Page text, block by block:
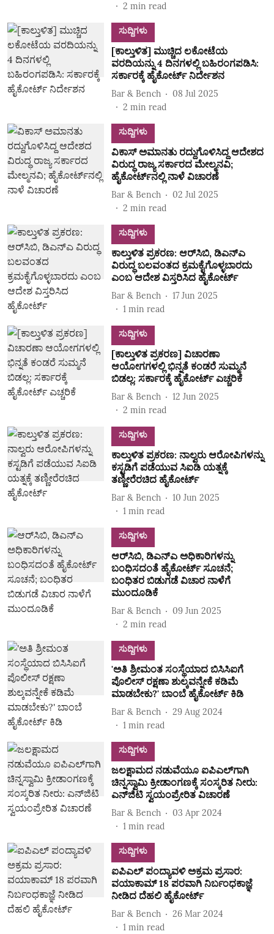
2 min read
ಸುದ್ದಿಗಳು
[ಕಾಲ್ತುಳಿತ] ಮುಚ್ಚಿದ ಲಕೋಟೆಯ
ವರದಿಯನ್ನು 4 ದಿನಗಳಲ್ಲಿ ಬಹಿರಂಗಪಡಿಸಿ:
ಸರ್ಕಾರಕ್ಕೆ ಹೈಕೋರ್ಟ್‌ ನಿರ್ದೇಶನ
Bar & Bench
08 Jul 2025
2 min read
ಸುದ್ದಿಗಳು
ವಿಕಾಸ್‌ ಅಮಾನತು ರದ್ದುಗೊಳಿಸಿದ್ದ ಆದೇಶದ
ವಿರುದ್ಧ ರಾಜ್ಯ ಸರ್ಕಾರದ ಮೇಲ್ಮನವಿ;
ಹೈಕೋರ್ಟ್‌ನಲ್ಲಿ ನಾಳೆ ವಿಚಾರಣೆ
Bar & Bench
02 Jul 2025
2 min read
ಸುದ್ದಿಗಳು
ಕಾಲ್ತುಳಿತ ಪ್ರಕರಣ: ಆರ್‌ಸಿಬಿ, ಡಿಎನ್‌ಎ
ವಿರುದ್ಧ ಬಲವಂತದ ಕ್ರಮಕೈಗೊಳ್ಳಬಾರದು
ಎಂಬ ಆದೇಶ ವಿಸ್ತರಿಸಿದ ಹೈಕೋರ್ಟ್‌
Bar & Bench
17 Jun 2025
1 min read
ಸುದ್ದಿಗಳು
[ಕಾಲ್ತುಳಿತ ಪ್ರಕರಣ] ವಿಚಾರಣಾ
ಆಯೋಗಗಳಲ್ಲಿ ಭಿನ್ನತೆ ಕಂಡರೆ ಸುಮ್ಮನೆ
ಬಿಡಲ್ಲ: ಸರ್ಕಾರಕ್ಕೆ ಹೈಕೋರ್ಟ್‌ ಎಚ್ಚರಿಕೆ
Bar & Bench
12 Jun 2025
2 min read
ಸುದ್ದಿಗಳು
ಕಾಲ್ತುಳಿತ ಪ್ರಕರಣ: ನಾಲ್ವರು ಆರೋಪಿಗಳನ್ನು
ಕಸ್ಟಡಿಗೆ ಪಡೆಯುವ ಸಿಐಡಿ ಯತ್ನಕ್ಕೆ
ತಣ್ಣೀರೆರಚಿದ ಹೈಕೋರ್ಟ್‌
Bar & Bench
10 Jun 2025
1 min read
ಸುದ್ದಿಗಳು
ಆರ್‌ಸಿಬಿ, ಡಿಎನ್‌ಎ ಅಧಿಕಾರಿಗಳನ್ನು
ಬಂಧಿಸದಂತೆ ಹೈಕೋರ್ಟ್‌ ಸೂಚನೆ;
ಬಂಧಿತರ ಬಿಡುಗಡೆ ವಿಚಾರ ನಾಳೆಗೆ
ಮುಂದೂಡಿಕೆ
Bar & Bench
09 Jun 2025
2 min read
ಸುದ್ದಿಗಳು
'ಅತಿ ಶ್ರೀಮಂತ ಸಂಸ್ಥೆಯಾದ ಬಿಸಿಸಿಐಗೆ
ಪೊಲೀಸ್ ರಕ್ಷಣಾ ಶುಲ್ಕವನ್ನೇಕೆ ಕಡಿಮೆ
ಮಾಡಬೇಕು?' ಬಾಂಬೆ ಹೈಕೋರ್ಟ್ ಕಿಡಿ
Bar & Bench
29 Aug 2024
1 min read
ಸುದ್ದಿಗಳು
ಜಲಕ್ಷಾಮದ ನಡುವೆಯೂ ಐಪಿಎಲ್‌ಗಾಗಿ
ಚಿನ್ನಸ್ವಾಮಿ ಕ್ರೀಡಾಂಗಣಕ್ಕೆ ಸಂಸ್ಕರಿತ ನೀರು:
ಎನ್‌ಜಿಟಿ ಸ್ವಯಂಪ್ರೇರಿತ ವಿಚಾರಣೆ
Bar & Bench
03 Apr 2024
1 min read
ಸುದ್ದಿಗಳು
ಐಪಿಎಲ್‌ ಪಂದ್ಯಾವಳಿ ಅಕ್ರಮ ಪ್ರಸಾರ:
ವಯಾಕಾಮ್ 18 ಪರವಾಗಿ ನಿರ್ಬಂಧಕಾಜ್ಞೆ
ನೀಡಿದ ದೆಹಲಿ ಹೈಕೋರ್ಟ್‌
Bar & Bench
26 Mar 2024
1 min read